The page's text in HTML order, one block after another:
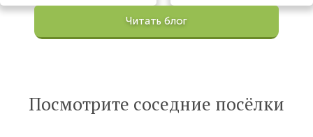
Просмотров:
Опубликована:
статью
Читать блог
Посмотрите соседние посёлки